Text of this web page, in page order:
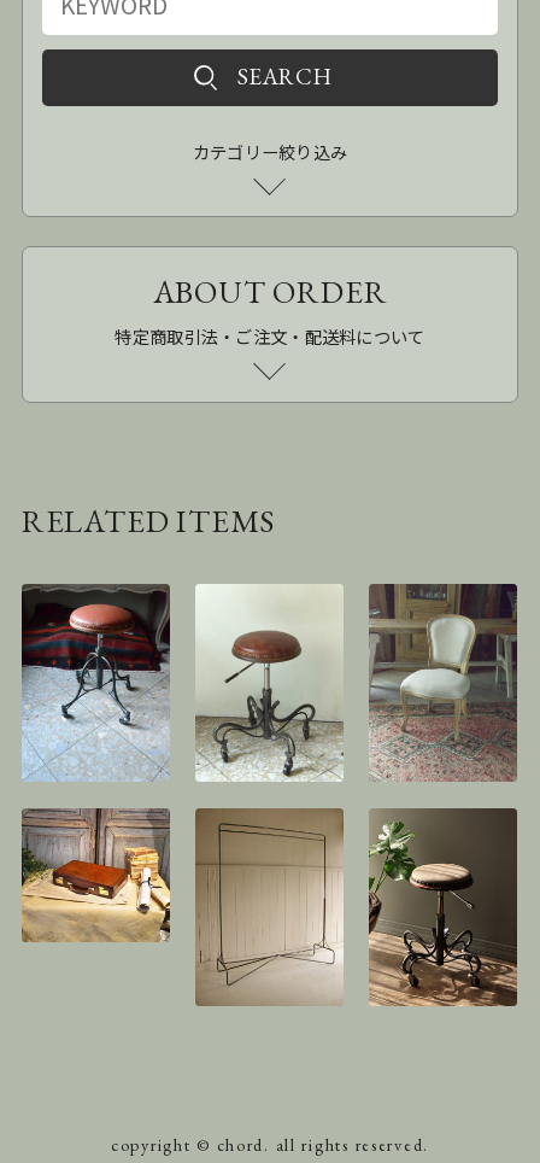
カテゴリー絞り込み
ABOUT ORDER
特定商取引法・ご注文・配送料について
RELATED ITEMS
copyright © chord. all rights reserved.